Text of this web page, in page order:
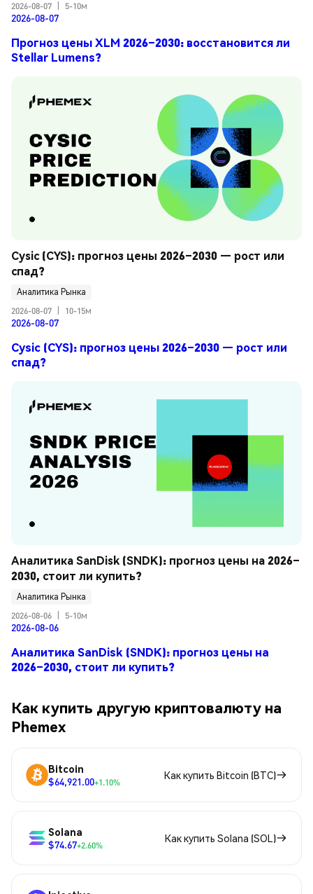
2026-08-07
5-10м
2026-08-07
Прогноз цены XLM 2026–2030: восстановится ли
Stellar Lumens?
Cysic (CYS): прогноз цены 2026–2030 — рост или
спад?
Аналитика Рынка
2026-08-07
10-15м
2026-08-07
Cysic (CYS): прогноз цены 2026–2030 — рост или
спад?
Аналитика SanDisk (SNDK): прогноз цены на 2026–
2030, стоит ли купить?
Аналитика Рынка
2026-08-06
5-10м
2026-08-06
Аналитика SanDisk (SNDK): прогноз цены на
2026–2030, стоит ли купить?
Как купить другую криптовалюту на
Phemex
Bitcoin
$64,921.00+1.10%
Как купить Bitcoin (BTC)
Solana
$74.67+2.60%
Как купить Solana (SOL)